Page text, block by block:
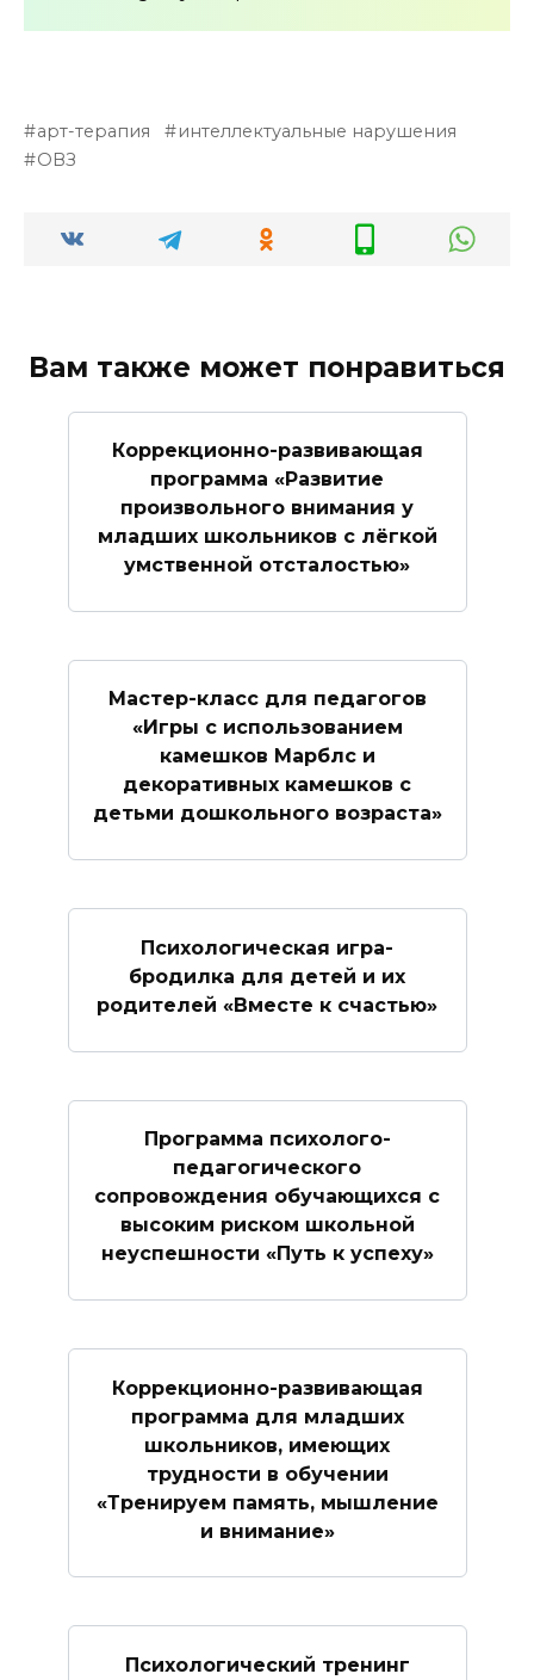
арт-терапия
интеллектуальные нарушения
ОВЗ
Вам также может понравиться
Коррекционно-развивающая
программа «Развитие
произвольного внимания у
младших школьников с лёгкой
умственной отсталостью»
Мастер-класс для педагогов
«Игры с использованием
камешков Марблс и
декоративных камешков с
детьми дошкольного возраста»
Психологическая игра-
бродилка для детей и их
родителей «Вместе к счастью»
Программа психолого-
педагогического
сопровождения обучающихся с
высоким риском школьной
неуспешности «Путь к успеху»
Коррекционно-развивающая
программа для младших
школьников, имеющих
трудности в обучении
«Тренируем память, мышление
и внимание»
Психологический тренинг